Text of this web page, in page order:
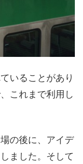
いることがあり
これまで利用し
の後に、アイデ
ました。そして